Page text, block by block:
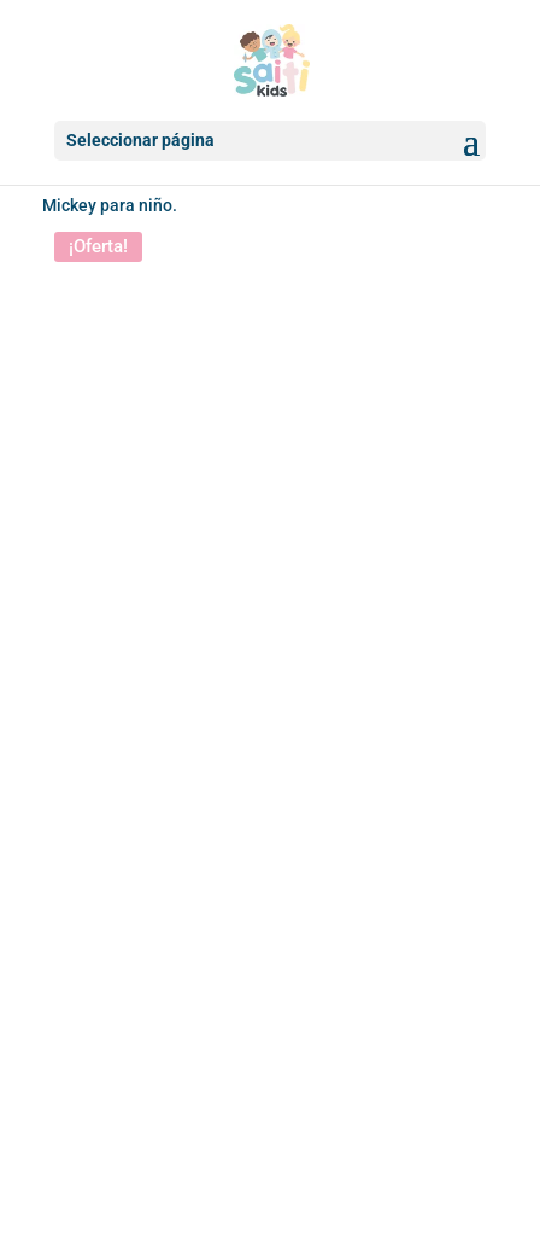
Seleccionar página
Mickey para niño.
¡Oferta!